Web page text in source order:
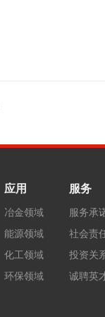
应用
冶金领域
能源领域
化工领域
环保领域
服务
服务承
社会责
投资关
诚聘英